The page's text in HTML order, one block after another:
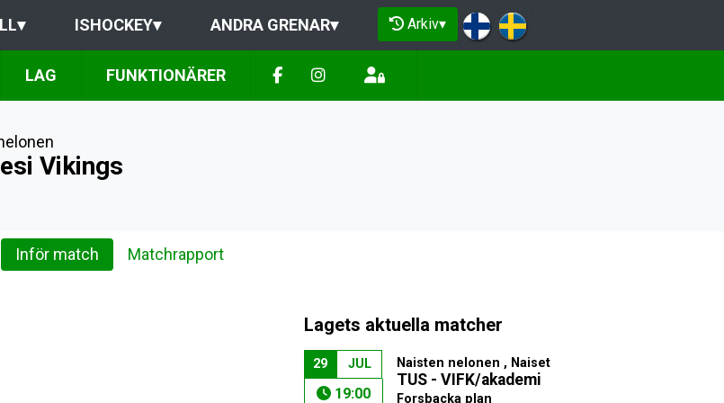
▾ ISHOCKEY▾ ANDRA GRENAR▾ Arkiv▾
LAG FUNKTIONÄRER
Vikings
Inför match Matchrapport
Lagets aktuella matcher
29 JUL
19:00
Naisten nelonen , Naiset
TUS - VIFK/akademi
Forsbacka plan